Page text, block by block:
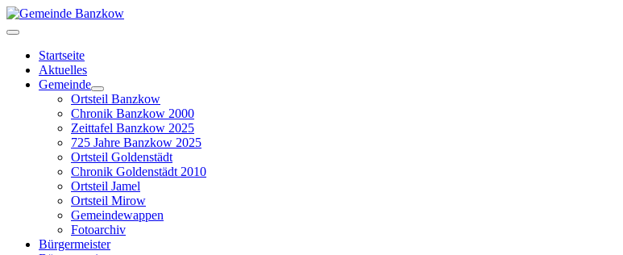
Startseite
Aktuelles
Gemeinde
Ortsteil Banzkow
Chronik Banzkow 2000
Zeittafel Banzkow 2025
725 Jahre Banzkow 2025
Ortsteil Goldenstädt
Chronik Goldenstädt 2010
Ortsteil Jamel
Ortsteil Mirow
Gemeindewappen
Fotoarchiv
Bürgermeister